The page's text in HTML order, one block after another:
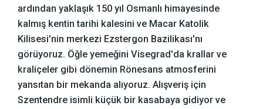
ardından yaklaşık 150 yıl Osmanlı himayesinde
kalmış kentin tarihi kalesini ve Macar Katolik
Kilisesi'nin merkezi Ezstergon Bazilikası'nı
görüyoruz. Öğle yemeğini Visegrad'da krallar ve
kraliçeler gibi dönemin Rönesans atmosferini
yansıtan bir mekanda alıyoruz. Alışveriş için
Szentendre isimli küçük bir kasabaya gidiyor ve